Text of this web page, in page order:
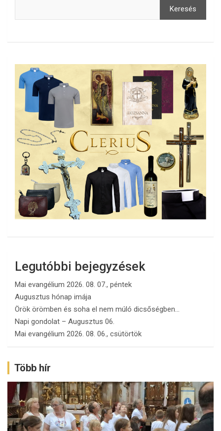
Keresés
Legutóbbi bejegyzések
Mai evangélium 2026. 08. 07., péntek
Augusztus hónap imája
Örök örömben és soha el nem múló dicsőségben…
Napi gondolat – Augusztus 06.
Mai evangélium 2026. 08. 06., csütörtök
Több hír